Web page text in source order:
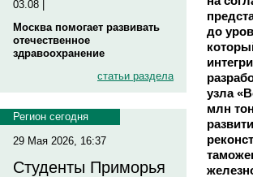
03.08 |
Москва помогает развивать
отечественное
здравоохранение
статьи раздела
Регион сегодня
29 Мая 2026, 16:37
Студенты Приморья
до
узла
млн